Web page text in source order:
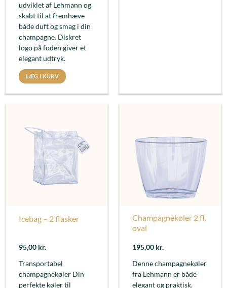
udviklet af Lehmann og
skabt til at fremhæve
både duft og smag i din
champagne. Diskret
logo på foden giver et
elegant udtryk.
LÆG I KURV
Icebag – 2 flasker
95,00 kr.
Transportabel
champagnekøler Din
perfekte køler til
Champagnekøler 2 fl.
oval
195,00 kr.
Denne champagnekøler
fra Lehmann er både
elegant og praktisk.